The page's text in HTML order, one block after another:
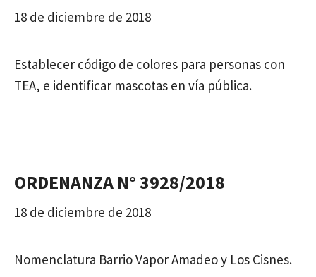
18 de diciembre de 2018
Establecer código de colores para personas con
TEA, e identificar mascotas en vía pública.
ORDENANZA N° 3928/2018
18 de diciembre de 2018
Nomenclatura Barrio Vapor Amadeo y Los Cisnes.